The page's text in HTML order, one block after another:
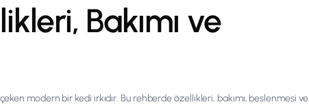
Bakımı ve
modern bir kedi ırkıdır. Bu rehberde özellikleri, bakımı, beslenmesi ve